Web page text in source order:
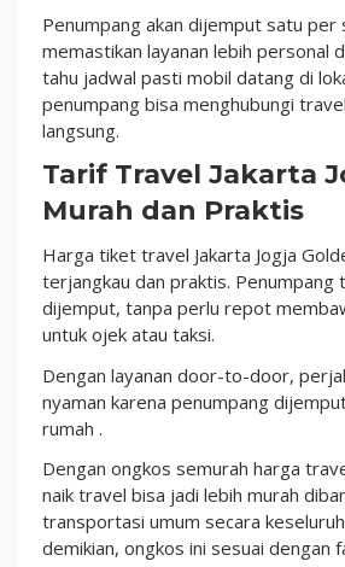
Penumpang akan dijemput satu per
memastikan layanan lebih personal
tahu jadwal pasti mobil datang di
penumpang bisa menghubungi
langsung.
Tarif Travel Jakarta
Murah dan Praktis
Harga tiket travel Jakarta Jogja
terjangkau dan praktis. Penumpang
dijemput, tanpa perlu repot
untuk ojek atau taksi.
Dengan layanan door-to-door,
nyaman karena penumpang
rumah .
Dengan ongkos semurah harga
naik travel bisa jadi lebih murah
transportasi umum secara
demikian, ongkos ini sesuai dengan